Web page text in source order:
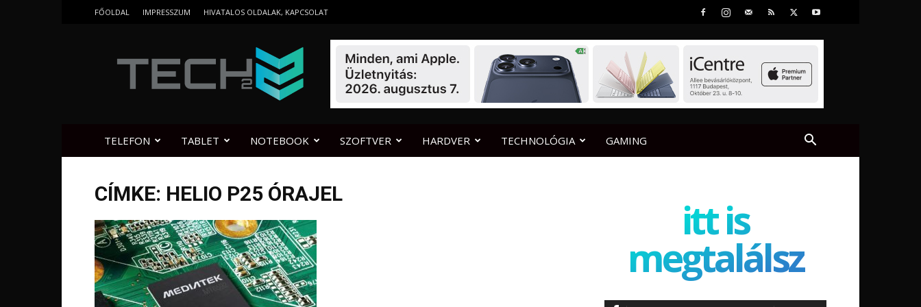
FŐOLDAL IMPRESSZUM HIVATALOS OLDALAK, KAPCSOLAT
TELEFON TABLET NOTEBOOK SZOFTVER HARDVER TECHNOLÓGIA GAMING
CÍMKE: HELIO P25 ÓRAJEL
itt is
megtalálsz